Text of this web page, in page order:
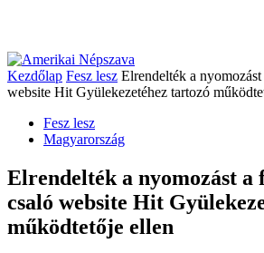
Kezdőlap Fesz lesz Elrendelték a
website Hit Gyülekezetéhez tartozó
Fesz lesz
Magyarország
Elrendelték a nyomozást a
csaló website Hit
működtetője ellen